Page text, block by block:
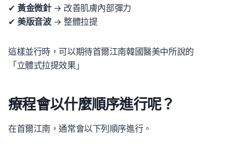
✔黃金微針→ 改善肌膚內部彈力
✔ 美版音波→ 整體拉提
這樣並行時，可以期待首爾江南韓國醫美中所說的
「立體式拉提效果」
療程會以什麼順序進行呢？
在首爾江南，通常會以下列順序進行。